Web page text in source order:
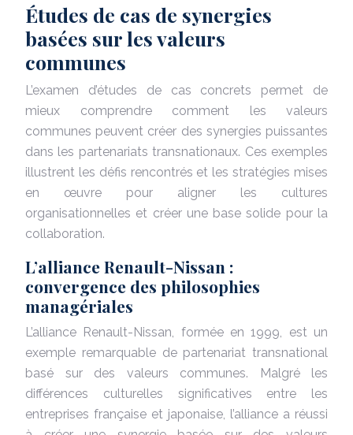
Études de cas de synergies
basées sur les valeurs
communes
L’examen d’études de cas concrets permet de
mieux comprendre comment les valeurs
communes peuvent créer des synergies puissantes
dans les partenariats transnationaux. Ces exemples
illustrent les défis rencontrés et les stratégies mises
en œuvre pour aligner les cultures
organisationnelles et créer une base solide pour la
collaboration.
L’alliance Renault-Nissan :
convergence des philosophies
managériales
L’alliance Renault-Nissan, formée en 1999, est un
exemple remarquable de partenariat transnational
basé sur des valeurs communes. Malgré les
différences culturelles significatives entre les
entreprises française et japonaise, l’alliance a réussi